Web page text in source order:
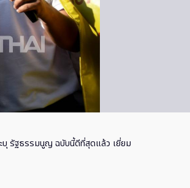
บุ รัฐธรรมนูญ ฉบับนี้ดีที่สุดแล้ว เยี่ยม